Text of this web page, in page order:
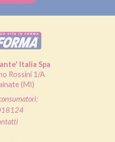
Italia Spa
Rossini 1/A
(MI)